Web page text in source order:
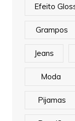
Efeito
Grampos
Jeans
Moda
Pijamas